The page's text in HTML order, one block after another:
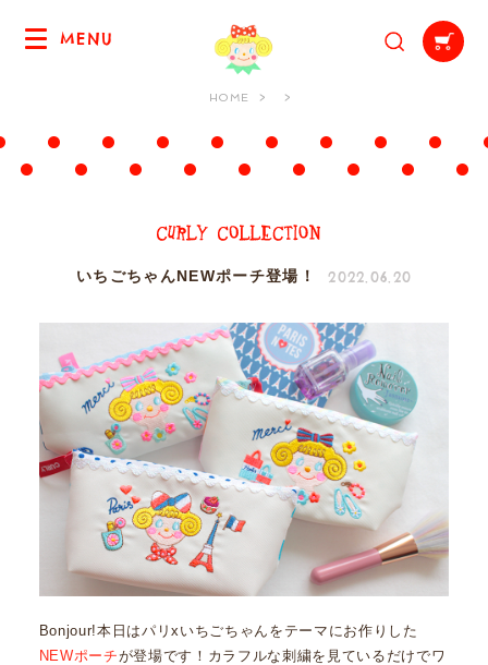
MENU
HOME
いちごちゃんNEWポーチ登場！ 2022.06.20
Bonjour!本日はパリxいちごちゃんをテーマにお作りした
NEWポーチが登場です！カラフルな刺繍を見ているだけでワ